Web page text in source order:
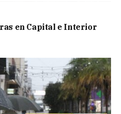
en Capital e Interior